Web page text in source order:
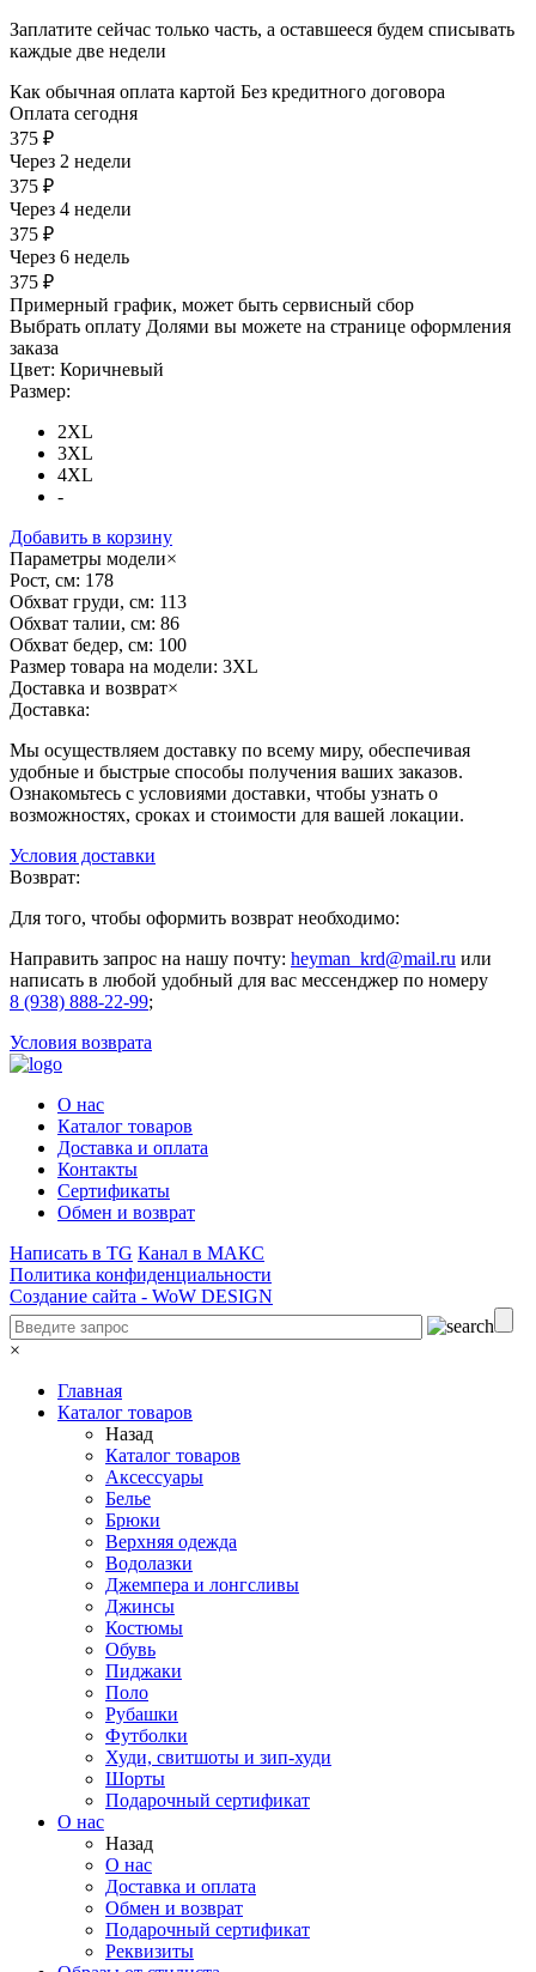
Заплатите сейчас только часть, а оставшееся будем списывать
каждые две недели
Как обычная оплата картой Без кредитного договора
Оплата сегодня
375 ₽
Через 2 недели
375 ₽
Через 4 недели
375 ₽
Через 6 недель
375 ₽
Примерный график, может быть сервисный сбор
Выбрать оплату Долями вы можете на странице оформления
заказа
Цвет: Коричневый
Размер:
2XL
3XL
4XL
-
Добавить в корзину
Параметры модели×
Рост, см: 178
Обхват груди, см: 113
Обхват талии, см: 86
Обхват бедер, см: 100
Размер товара на модели: 3XL
Доставка и возврат×
Доставка:
Мы осуществляем доставку по всему миру, обеспечивая
удобные и быстрые способы получения ваших заказов.
Ознакомьтесь с условиями доставки, чтобы узнать о
возможностях, сроках и стоимости для вашей локации.
Условия доставки
Возврат:
Для того, чтобы оформить возврат необходимо:
Направить запрос на нашу почту: heyman_krd@mail.ru или
написать в любой удобный для вас мессенджер по номеру
8 (938) 888-22-99;
Условия возврата
О нас
Каталог товаров
Доставка и оплата
Контакты
Сертификаты
Обмен и возврат
Написать в TG Канал в МАКС
Политика конфиденциальности
Создание сайта - WoW DESIGN
×
Главная
Каталог товаров
Назад
Каталог товаров
Аксессуары
Белье
Брюки
Верхняя одежда
Водолазки
Джемпера и лонгсливы
Джинсы
Костюмы
Обувь
Пиджаки
Поло
Рубашки
Футболки
Худи, свитшоты и зип-худи
Шорты
Подарочный сертификат
О нас
Назад
О нас
Доставка и оплата
Обмен и возврат
Подарочный сертификат
Реквизиты